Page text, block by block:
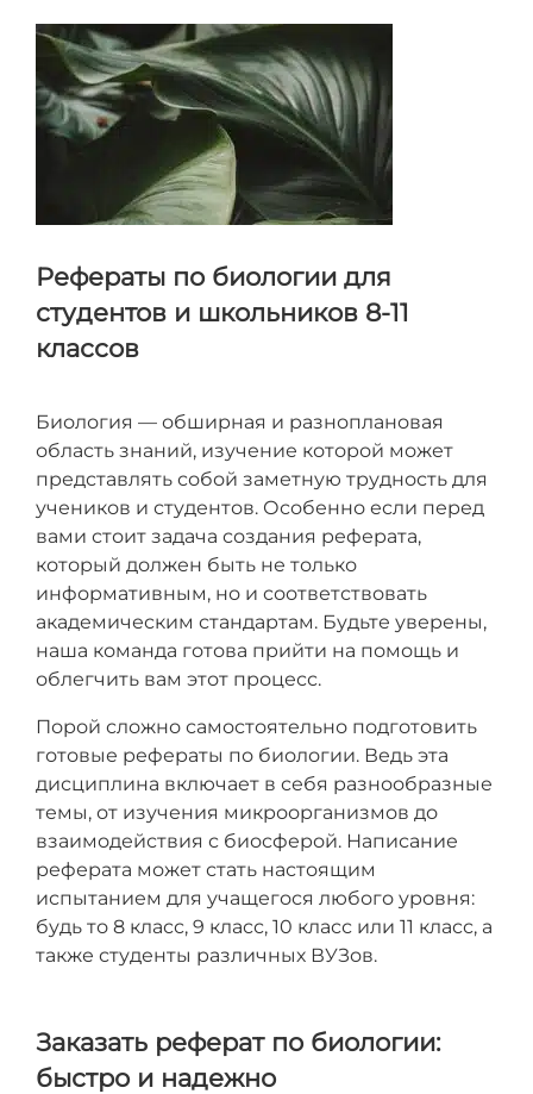
Рефераты по биологии для
студентов и школьников 8-11
классов
Биология — обширная и разноплановая
область знаний, изучение которой может
представлять собой заметную трудность для
учеников и студентов. Особенно если перед
вами стоит задача создания реферата,
который должен быть не только
информативным, но и соответствовать
академическим стандартам. Будьте уверены,
наша команда готова прийти на помощь и
облегчить вам этот процесс.
Порой сложно самостоятельно подготовить
готовые рефераты по биологии. Ведь эта
дисциплина включает в себя разнообразные
темы, от изучения микроорганизмов до
взаимодействия с биосферой. Написание
реферата может стать настоящим
испытанием для учащегося любого уровня:
будь то 8 класс, 9 класс, 10 класс или 11 класс, а
также студенты различных ВУЗов.
Заказать реферат по биологии:
быстро и надежно